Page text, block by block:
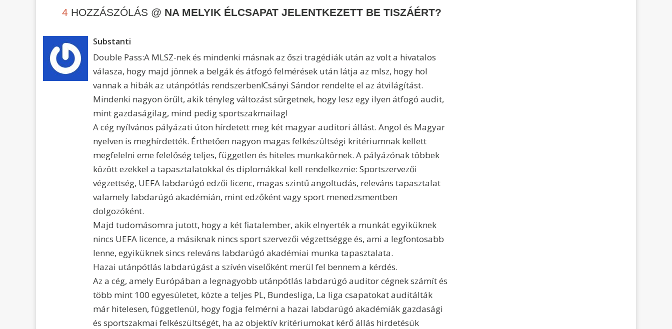
4 HOZZÁSZÓLÁS @ NA MELYIK ÉLCSAPAT JELENTKEZETT BE TISZÁÉRT?
Substanti
Double Pass:A MLSZ-nek és mindenki másnak az őszi tragédiák után az volt a hivatalos
válasza, hogy majd jönnek a belgák és átfogó felmérések után látja az mlsz, hogy hol
vannak a hibák az utánpótlás rendszerben!Csányi Sándor rendelte el az átvilágítást.
Mindenki nagyon örűlt, akik tényleg változást sűrgetnek, hogy lesz egy ilyen átfogó audit,
mint gazdaságilag, mind pedig sportszakmailag!
A cég nyílvános pályázati úton hírdetett meg két magyar auditori állást. Angol és Magyar
nyelven is meghírdették. Érthetően nagyon magas felkészültségi kritériumnak kellett
megfelelni eme felelőség teljes, független és hiteles munkakörnek. A pályázónak többek
között ezekkel a tapasztalatokkal és diplomákkal kell rendelkeznie: Sportszervezői
végzettség, UEFA labdarúgó edzői licenc, magas szintű angoltudás, releváns tapasztalat
valamely labdarúgó akadémián, mint edzőként vagy sport menedzsmentben
dolgozóként.
Majd tudomásomra jutott, hogy a két fiatalember, akik elnyerték a munkát egyiküknek
nincs UEFA licence, a másiknak nincs sport szervezői végzettségge és, ami a legfontosabb
lenne, egyiküknek sincs releváns labdarúgó akadémiai munka tapasztalata.
Hazai utánpótlás labdarúgást a szívén viselőként merül fel bennem a kérdés.
Az a cég, amely Európában a legnagyobb utánpótlás labdarúgó auditor cégnek számít és
több mint 100 egyesületet, közte a teljes PL, Bundesliga, La liga csapatokat auditálták
már hitelesen, függetlenül, hogy fogja felmérni a hazai labdarúgó akadémiák gazdasági
és sportszakmai felkészültségét, ha az objektív kritériumokat kérő állás hirdetésük